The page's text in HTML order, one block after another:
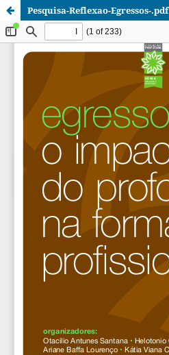
Pesquisa-Reflexao-Egressos-.pdf